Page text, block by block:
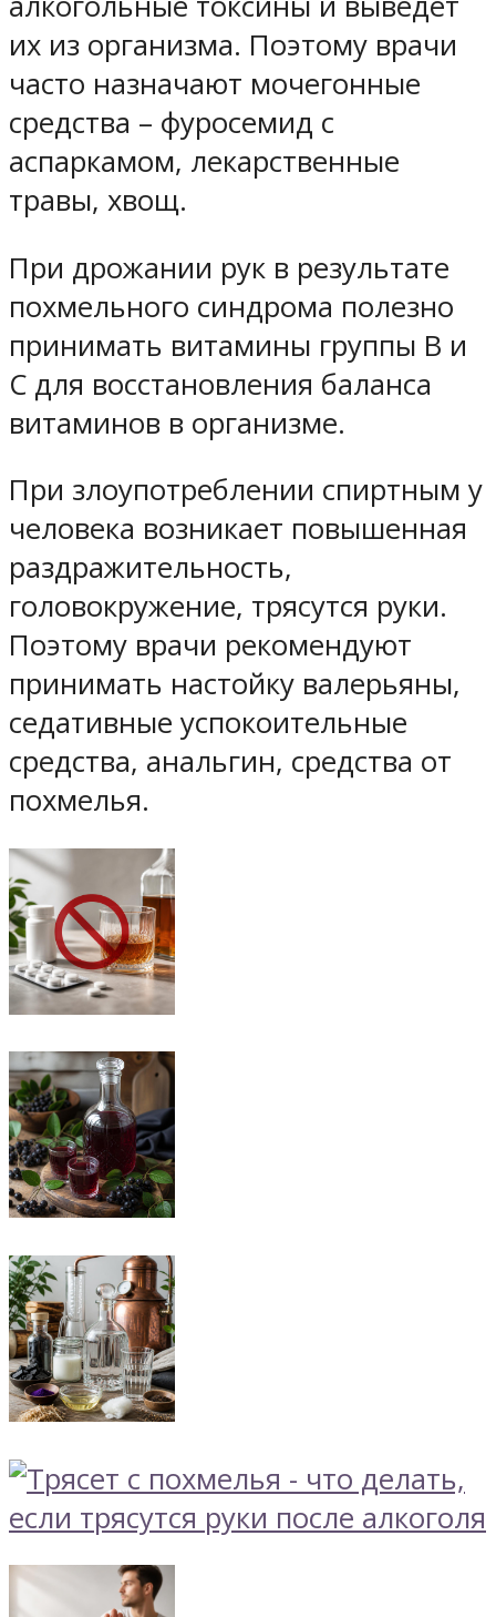
их из организма. Поэтому врачи
часто назначают мочегонные
средства – фуросемид с
аспаркамом, лекарственные
травы, хвощ.
При дрожании рук в результате
похмельного синдрома полезно
принимать витамины группы B и
C для восстановления баланса
витаминов в организме.
При злоупотреблении спиртным у
человека возникает повышенная
раздражительность,
головокружение, трясутся руки.
Поэтому врачи рекомендуют
принимать настойку валерьяны,
седативные успокоительные
средства, анальгин, средства от
похмелья.